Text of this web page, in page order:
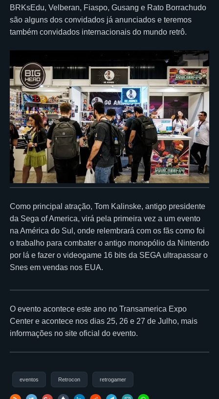
BRKsEdu, Velberan, Fiaspo, Gusang e Rato Borrachudo
são alguns dos convidados já anunciados e teremos
também convidados internacionais do mundo retrô.
Como principal atração, Tom Kalinske, antigo presidente
da Sega of America, virá pela primeira vez a um evento
na América do Sul, onde relembrará com os fãs como foi
o trabalho para combater o antigo monopólio da Nintendo
por lá e fazer o videogame 16 bits da SEGA ultrapassar o
Snes em vendas nos EUA.
O evento acontece este ano no Transamerica Expo
Center e acontece nos dias 25, 26 e 27 de Julho, mais
informações no site oficial do evento.
eventos Retrocon retrogamer